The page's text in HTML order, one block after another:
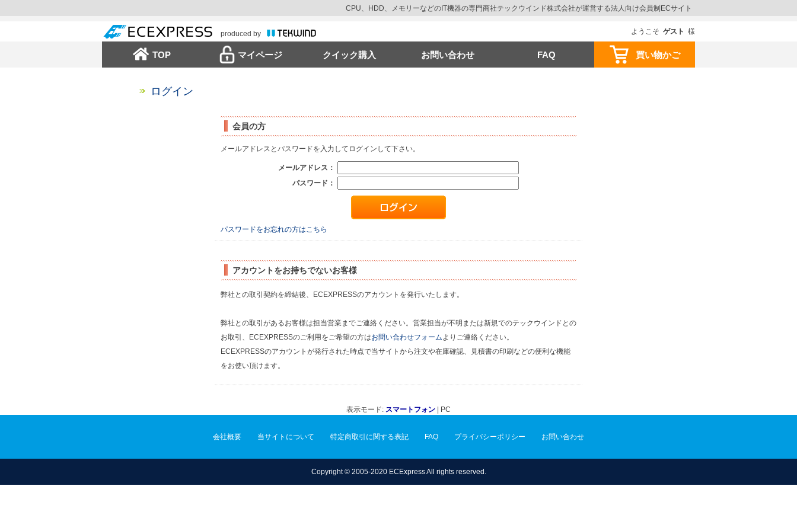
produced by ようこそ ゲスト 様
CPU、HDD、メモリーなどのIT機器の専門商社テックウインド株式会社が運営する法人向け会員制ECサイト
TOP マイページ クイック購入 お問い合わせ FAQ 買い物かご
ログイン
会員の方
メールアドレス と パスワードを入力してログインして下さい。
メールアドレス：
パスワード：
パスワードをお忘れの方はこちら
アカウントをお持ちでないお客様
弊社との取引契約を締結後、ECEXPRESSのアカウントを発行いたします。
弊社との取引があるお客様は担当営業までご連絡ください。営業担当が不明または新規でのテックウインドとの
お取引、ECEXPRESSのご利用をご希望の方はお問い合わせフォームよりご連絡ください。
ECEXPRESSのアカウントが発行された時点で当サイトから注文や在庫確認、見積書の印刷などの便利な機能
をお使い頂けます。
表示モード: スマートフォン | PC
会社概要 当サイトについて 特定商取引に関する表記 FAQ プライバシーポリシー お問い合わせ
Copyright © 2005-2020 ECExpress All rights reserved.